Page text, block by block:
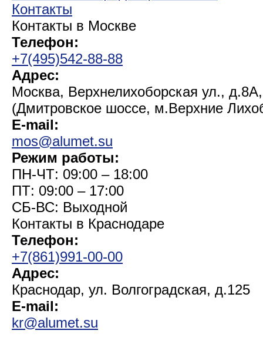
Контакты
Контакты в Москве
Телефон:
+7(495)542-88-88
Адрес:
Москва, Верхнелихоборская ул.,
(Дмитровское шоссе, м.Верхние
E-mail:
mos@alumet.su
Режим работы:
ПН-ЧТ: 09:00 – 18:00
ПТ: 09:00 – 17:00
СБ-ВС: Выходной
Контакты в Краснодаре
Телефон:
+7(861)991-00-00
Адрес:
Краснодар, ул. Волгоградская, д.125
E-mail:
kr@alumet.su